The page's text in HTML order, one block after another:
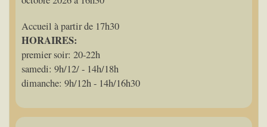
Accueil à partir de 17h30
HORAIRES:
premier soir: 20-22h
samedi: 9h/12/ - 14h/18h
dimanche: 9h/12h - 14h/16h30